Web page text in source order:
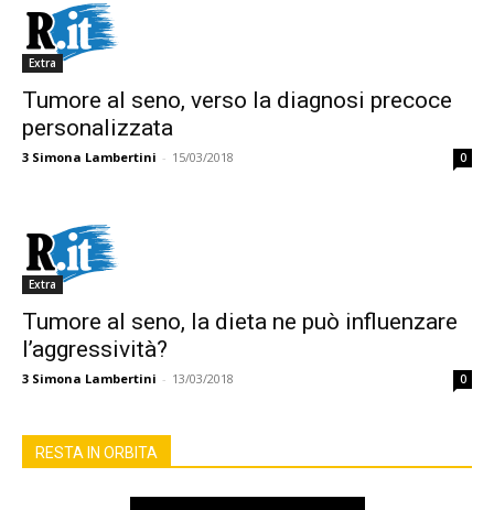
Extra
Tumore al seno, verso la diagnosi precoce
personalizzata
3 Simona Lambertini - 15/03/2018 0
Extra
Tumore al seno, la dieta ne può influenzare
l’aggressività?
3 Simona Lambertini - 13/03/2018 0
RESTA IN ORBITA